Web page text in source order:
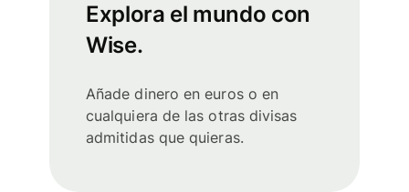
Explora el mundo con
Wise.
Añade dinero en euros o en
cualquiera de las otras divisas
admitidas que quieras.